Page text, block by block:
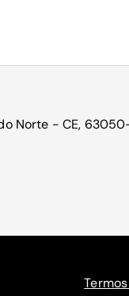
Norte - CE,